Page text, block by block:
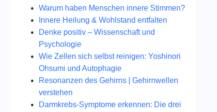
Warum haben Menschen innere Stimmen?
Innere Heilung & Wohlstand entfalten
Denke positiv – Wissenschaft und
Psychologie
Wie Zellen sich selbst reinigen: Yoshinori
Ohsumi und Autophagie
Resonanzen des Gehirns | Gehirnwellen
verstehen
Darmkrebs-Symptome erkennen: Die drei